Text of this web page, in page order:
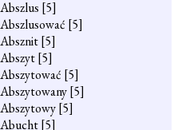
Abszlus [5]
Abszlusować [5]
Absznit[5]
Abszyt[5]
Abszytować [5]
Abszytowany[5]
Abszytowy[5]
Abucht[5]